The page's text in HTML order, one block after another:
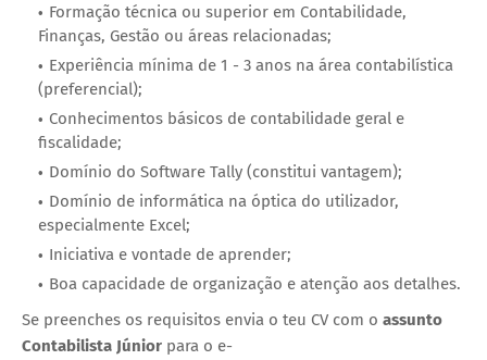
Formação técnica ou superior em Contabilidade,
Finanças, Gestão ou áreas relacionadas;
Experiência mínima de 1 - 3 anos na área contabilística
(preferencial);
Conhecimentos básicos de contabilidade geral e
fiscalidade;
Domínio do Software Tally (constitui vantagem);
Domínio de informática na óptica do utilizador,
especialmente Excel;
Iniciativa e vontade de aprender;
Boa capacidade de organização e atenção aos detalhes.
Se preenches os requisitos envia o teu CV com o assunto
Contabilista Júnior para o e-